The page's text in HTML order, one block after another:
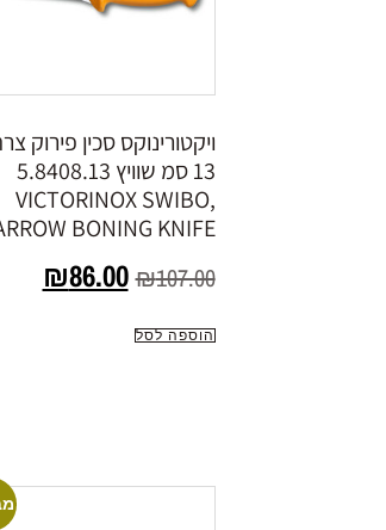
ויקטורינוקס סכין פירוק
13 סמ שוויץ 5.8408.13
VICTORINOX SWIBO,
BONING KNIFE
₪107.00
₪86.00
הוספה לסל